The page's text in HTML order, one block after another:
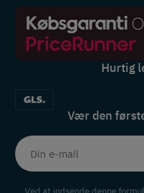
Hurtig
Vær den